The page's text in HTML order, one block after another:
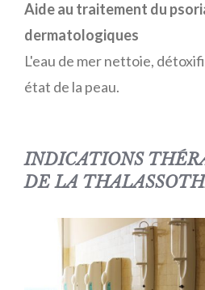
Aide au traitement du
dermatologiques
L'eau de mer nettoie,
état de la peau.
INDICATIONS
DE LA